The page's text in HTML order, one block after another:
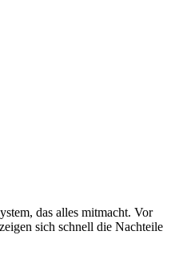
das alles mitmacht. Vor
sich schnell die Nachteile